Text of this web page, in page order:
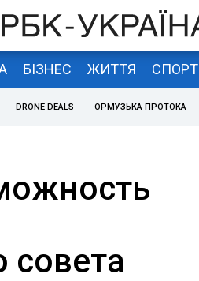
БІЗНЕС ЖИТТЯ СПОРТ
DRONE DEALS ОРМУЗЬКА ПРОТОКА
совета